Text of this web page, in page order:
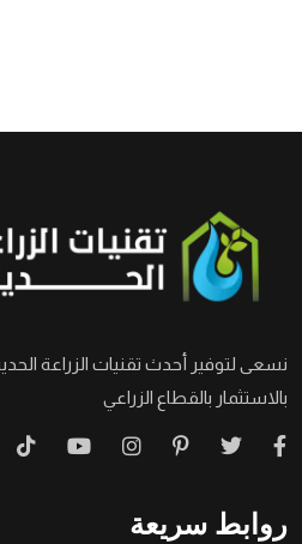
نسعى لتوفير أحدث تقنيات الزراعة
بالاستثمار بالقطاع الزراعي
روابط سريعة